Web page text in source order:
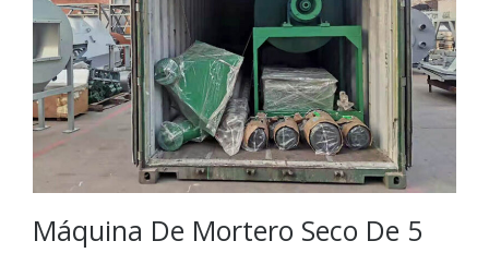
Máquina De Mortero Seco De 5